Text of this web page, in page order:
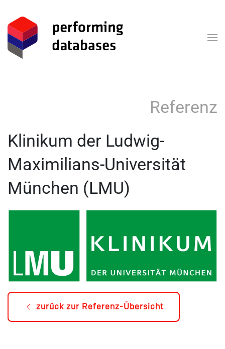
Skip to main content
Referenz
Klinikum der Ludwig-
Maximilians-Universität
München (LMU)
zurück zur Referenz-Übersicht